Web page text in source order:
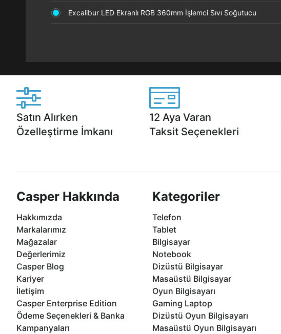
Excalibur LED Ekranlı RGB 360mm İşlemci Sıvı Soğutucu
Satın Alırken
Özelleştirme İmkanı
12 Aya Varan
Taksit Seçenekleri
Casper Hakkında
Hakkımızda
Markalarımız
Mağazalar
Değerlerimiz
Casper Blog
Kariyer
İletişim
Casper Enterprise Edition
Ödeme Seçenekleri & Banka
Kampanyaları
Kategoriler
Telefon
Tablet
Bilgisayar
Notebook
Dizüstü Bilgisayar
Masaüstü Bilgisayar
Oyun Bilgisayarı
Gaming Laptop
Dizüstü Oyun Bilgisayarı
Masaüstü Oyun Bilgisayarı